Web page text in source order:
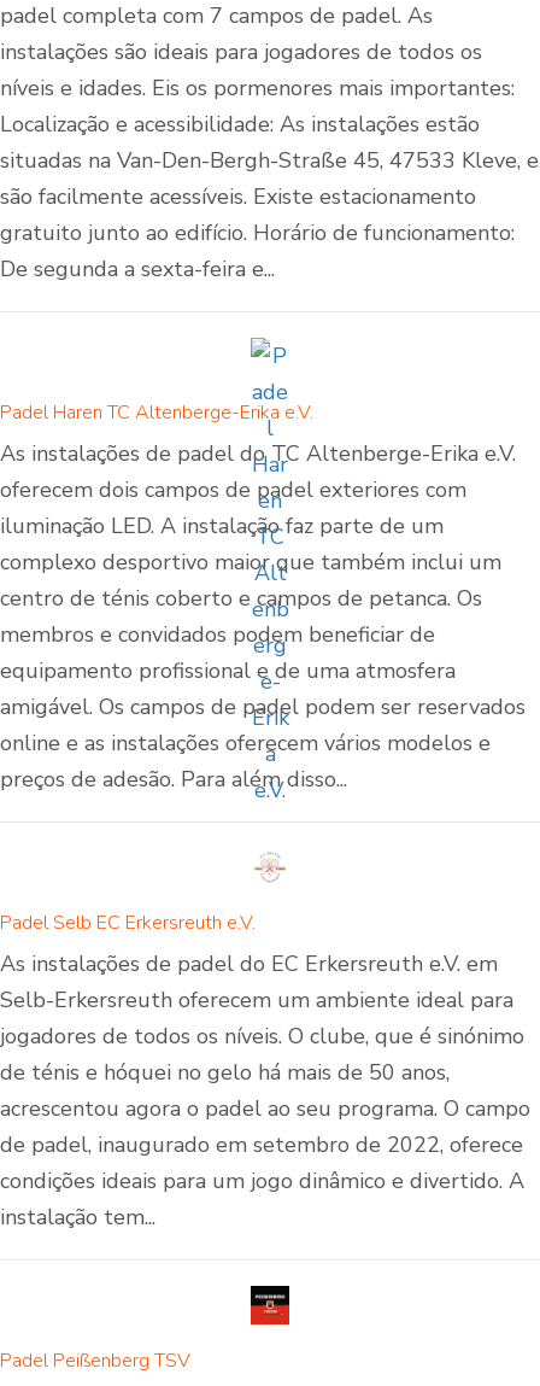
padel completa com 7 campos de padel. As
instalações são ideais para jogadores de todos os
níveis e idades. Eis os pormenores mais importantes:
Localização e acessibilidade: As instalações estão
situadas na Van-Den-Bergh-Straße 45, 47533 Kleve, e
são facilmente acessíveis. Existe estacionamento
gratuito junto ao edifício. Horário de funcionamento:
De segunda a sexta-feira e...
Padel Haren TC Altenberge-Erika e.V.
As instalações de padel do TC Altenberge-Erika e.V.
oferecem dois campos de padel exteriores com
iluminação LED. A instalação faz parte de um
complexo desportivo maior que também inclui um
centro de ténis coberto e campos de petanca. Os
membros e convidados podem beneficiar de
equipamento profissional e de uma atmosfera
amigável. Os campos de padel podem ser reservados
online e as instalações oferecem vários modelos e
preços de adesão. Para além disso...
Padel Selb EC Erkersreuth e.V.
As instalações de padel do EC Erkersreuth e.V. em
Selb-Erkersreuth oferecem um ambiente ideal para
jogadores de todos os níveis. O clube, que é sinónimo
de ténis e hóquei no gelo há mais de 50 anos,
acrescentou agora o padel ao seu programa. O campo
de padel, inaugurado em setembro de 2022, oferece
condições ideais para um jogo dinâmico e divertido. A
instalação tem...
Padel Peißenberg TSV